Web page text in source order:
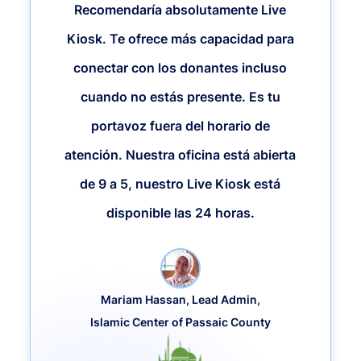
Recomendaría absolutamente Live
Kiosk. Te ofrece más capacidad para
conectar con los donantes incluso
cuando no estás presente. Es tu
portavoz fuera del horario de
atención. Nuestra oficina está abierta
de 9 a 5, nuestro Live Kiosk está
disponible las 24 horas.
Mariam Hassan, Lead Admin,
Islamic Center of Passaic County